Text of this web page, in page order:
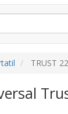
TRUST